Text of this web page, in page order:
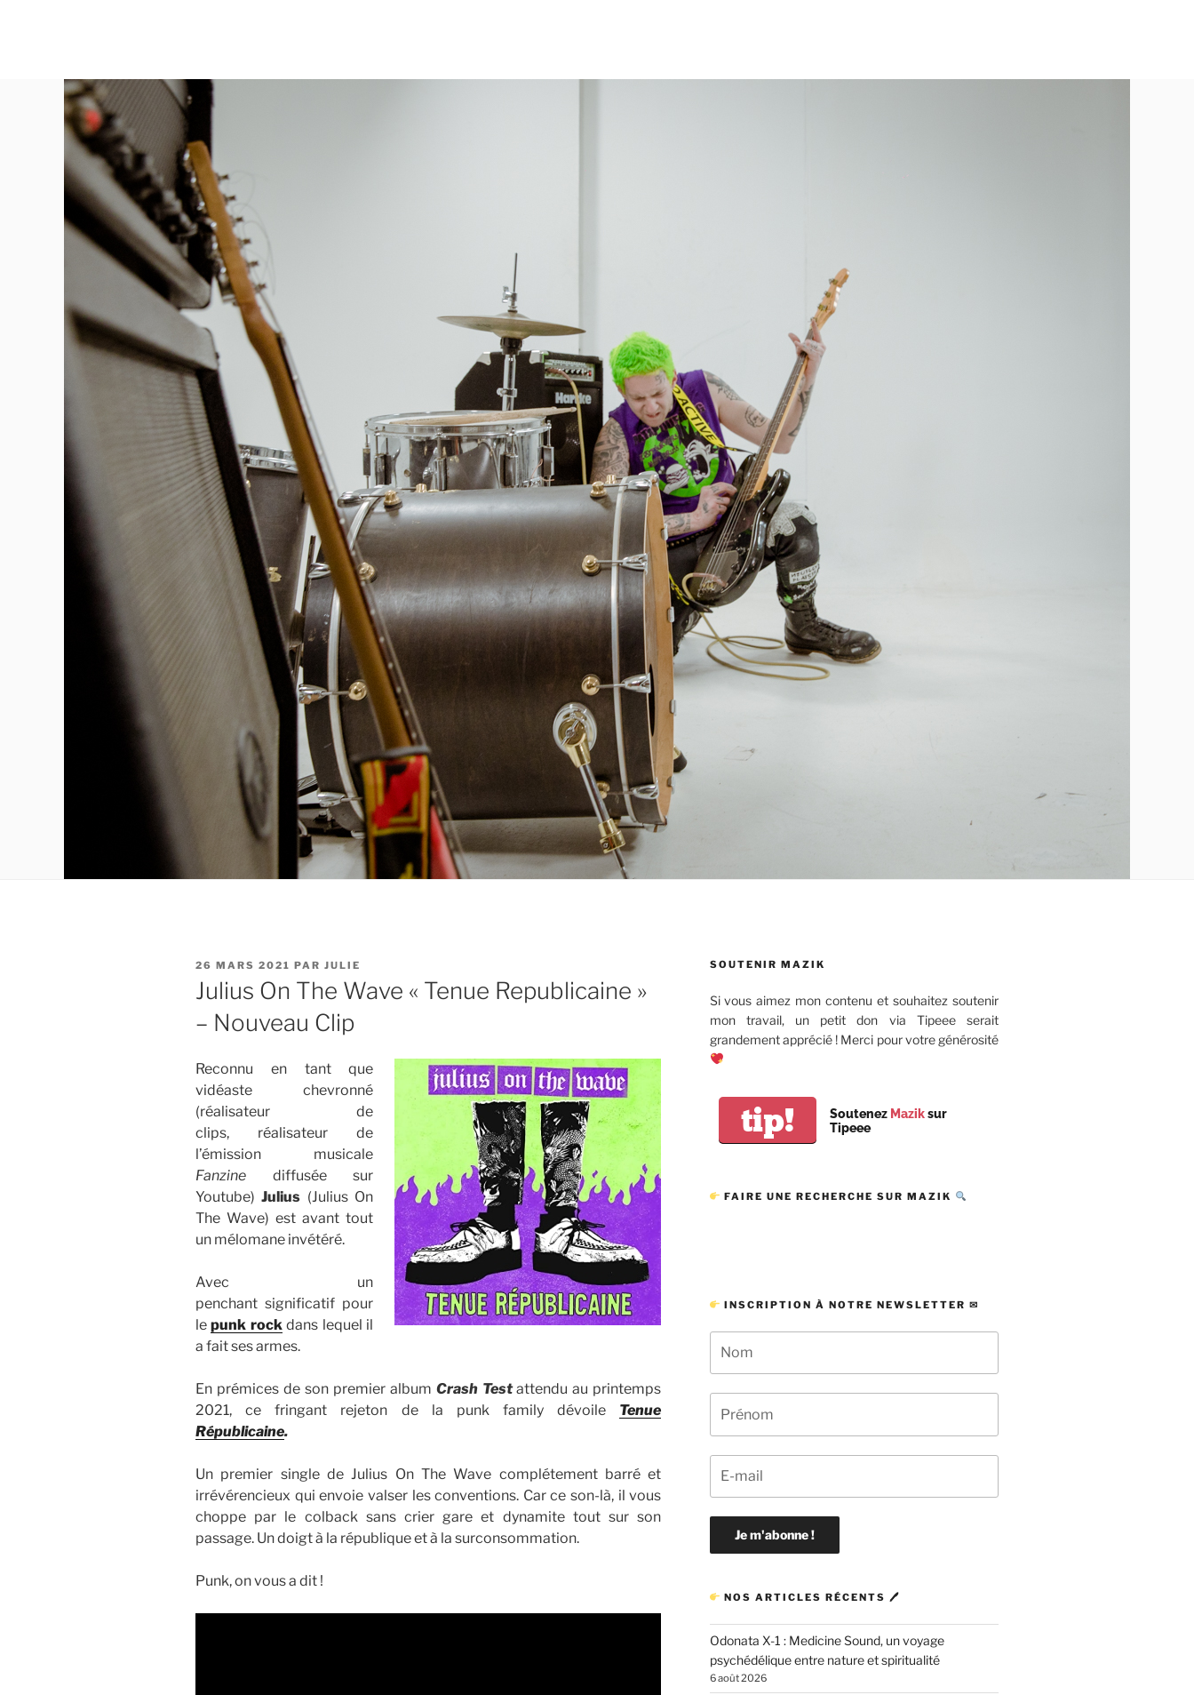
PUBLIÉ
LE
26 MARS 2021 PAR JULIE
Julius On The Wave « Tenue Republicaine »
– Nouveau Clip
Reconnu en tant que
vidéaste chevronné
(réalisateur de
clips, réalisateur de
l’émission musicale
Fanzine diffusée sur
Youtube)Julius (Julius On
The Wave) est avant tout
un mélomane invétéré.
Avec un
penchant significatif pour
lepunk rockdans lequel il
a fait ses armes.
En prémices de son premier album Crash Testattendu au printemps
2021, ce fringant rejeton de la punk family dévoile Tenue
Républicaine.
Un premier single de Julius On The Wave complétement barré et
irrévérencieux qui envoie valser les conventions. Car ce son-là, il vous
choppe par le colback sans crier gare et dynamite tout sur son
passage. Un doigt à la république et à la surconsommation.
Punk, on vous a dit !
SOUTENIR MAZIK
Si vous aimez mon contenu et souhaitez soutenir
mon travail, un petit don via Tipeee serait
grandement apprécié ! Merci pour votre générosité
tip! Soutenez Maziksur
Tipeee
FAIRE UNE RECHERCHE SUR MAZIK
INSCRIPTION À NOTRE NEWSLETTER ✉
NOS ARTICLES RÉCENTS 🖊
Odonata X-1 : Medicine Sound, un voyage
psychédélique entre nature et spiritualité
6 août 2026